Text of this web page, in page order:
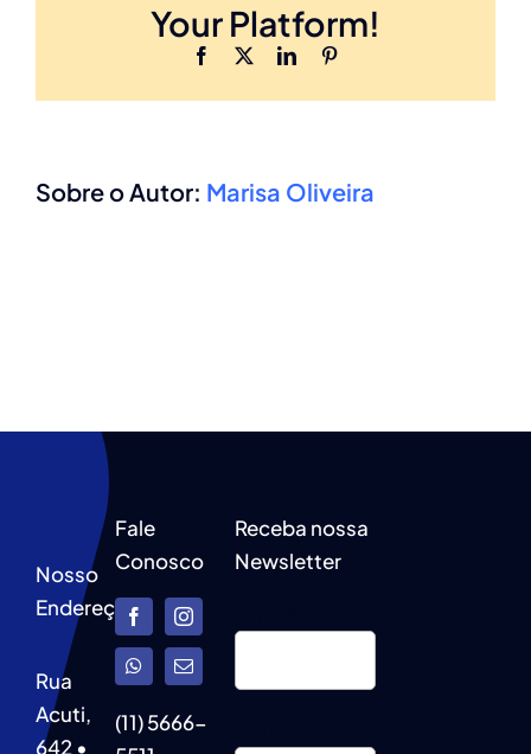
Your Platform!
Facebook LinkedIn
Sobre o Autor: Marisa Oliveira
Nosso
Endereço
Rua
Acuti,
642 •
Fale
Conosco
(11) 5666-
Receba nossa
Newsletter